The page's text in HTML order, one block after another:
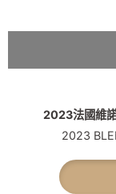
2023法國維
2023